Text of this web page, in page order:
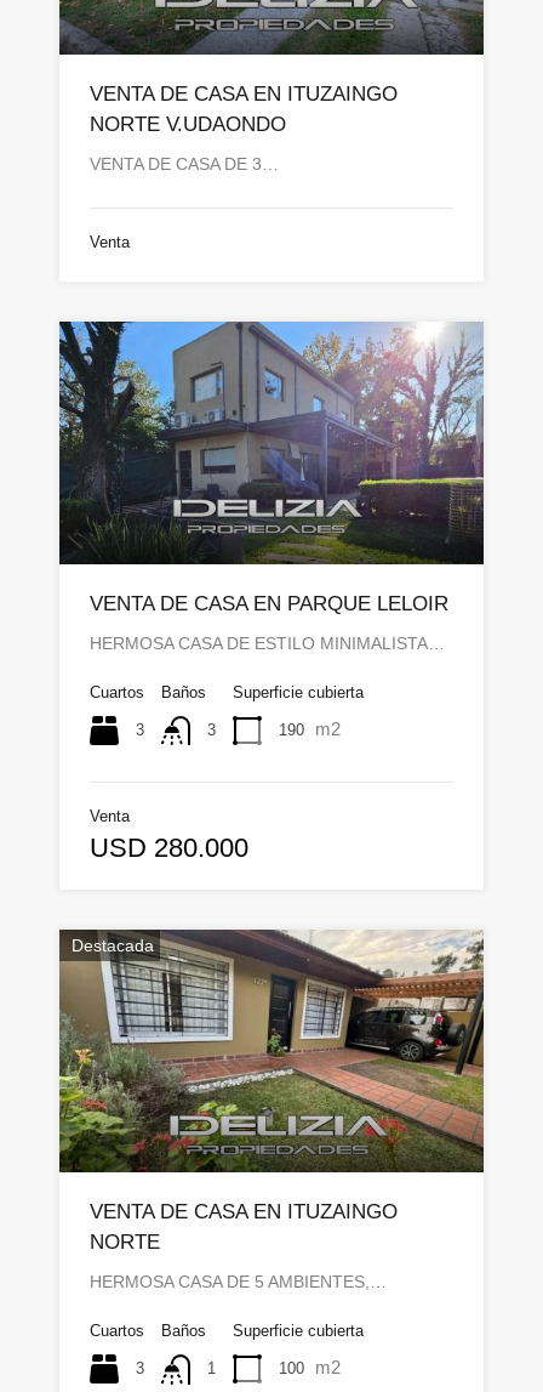
VENTA DE CASA EN ITUZAINGO
NORTE V.UDAONDO
VENTA DE CASA DE 3…
Venta
VENTA DE CASA EN PARQUE LELOIR
HERMOSA CASA DE ESTILO MINIMALISTA…
Cuartos
3
Baños
3
Superficie cubierta
190 m2
Venta
USD 280.000
Destacada
VENTA DE CASA EN ITUZAINGO
NORTE
HERMOSA CASA DE 5 AMBIENTES,…
Cuartos
3
Baños
1
Superficie cubierta
100 m2